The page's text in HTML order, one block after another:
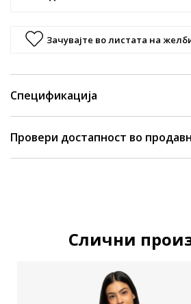
Зачувајте во листата на
Спецификација
Провери достапност во
Слични